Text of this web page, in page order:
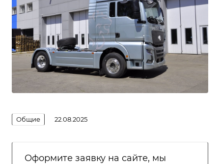
Общие 22.08.2025
Оформите заявку на сайте, мы